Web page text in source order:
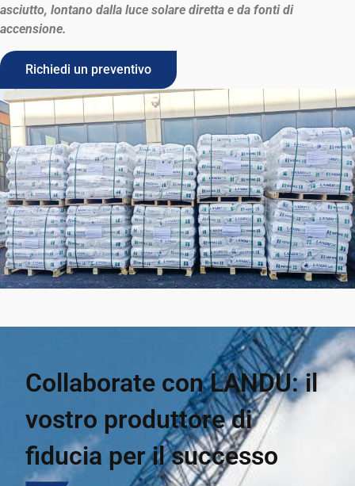
asciutto, lontano dalla luce solare diretta e da fonti di
accensione.
Richiedi un preventivo
Collaborate con LANDU: il
vostro produttore di
fiducia per il successo